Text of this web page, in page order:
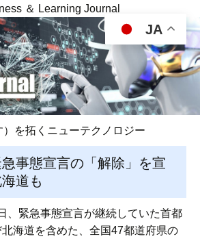
＆ Learning Journal
）を拓くニューテクノロジー
事態宣言の「解除」を宣
道も
、緊急事態宣言が継続していた首都
海道を含めた、全国47都道府県の
JA